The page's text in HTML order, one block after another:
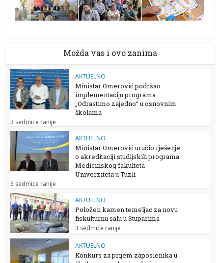
Možda vas i ovo zanima
AKTUELNO
Ministar Omerović podržao
implementaciju programa
„Odrastimo zajedno“ u osnovnim
školama
3 sedmice ranije
AKTUELNO
Ministar Omerović uručio rješenje
o akreditaciji studijskih programa
Medicinskog fakulteta
Univerziteta u Tuzli
3 sedmice ranije
AKTUELNO
Položen kamen temeljac za novu
fiskulturnu salu u Stuparima
3 sedmice ranije
AKTUELNO
Konkurs za prijem zaposlenika u